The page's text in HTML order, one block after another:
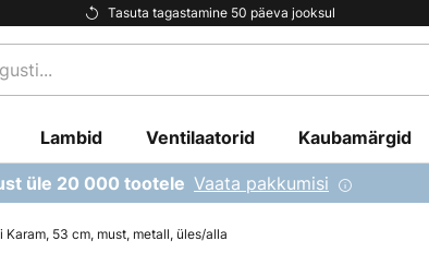
Tasuta tagastamine 50 päeva jooksul
Lambid Ventilaatorid Kaubamärgid
üle 20 000 tootele Vaata pakkumisi
53 cm, must, metall, üles/alla